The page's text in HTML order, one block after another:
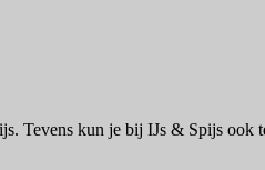
Tevens kun je bij IJs & Spijs ook